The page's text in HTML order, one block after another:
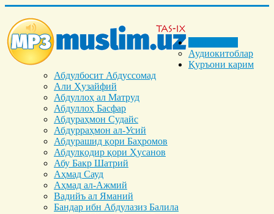
Аудиокитоблар
Қуръони карим
Абдулбосит Абдуссомад
Али Ҳузайфий
Абдуллоҳ ал Матруд
Абдуллоҳ Басфар
Абдураҳмон Судайс
Абдурраҳмон ал-Усий
Абдурашид қори Баҳромов
Абдулқодир қори Ҳусанов
Абу Бакр Шатрий
Аҳмад Сауд
Аҳмад ал-Ажмий
Вадийъ ал Яманий
Бандар ибн Абдулазиз Балила